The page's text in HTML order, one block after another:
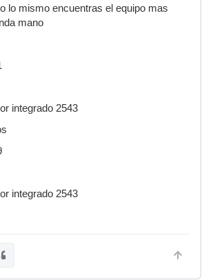
lo mismo encuentras el equipo mas
mano
integrado 2543
integrado 2543